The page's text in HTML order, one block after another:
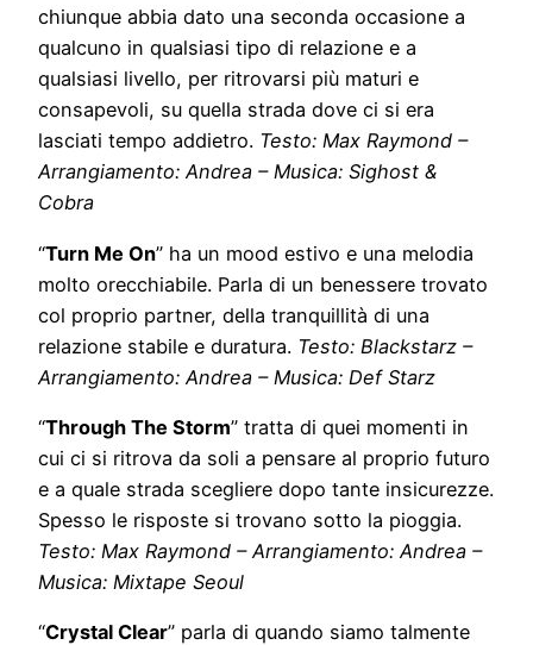
chiunque abbia dato una seconda occasione a
qualcuno in qualsiasi tipo di relazione e a
qualsiasi livello, per ritrovarsi più maturi e
consapevoli, su quella strada dove ci si era
lasciati tempo addietro. Testo: Max Raymond –
Arrangiamento: Andrea – Musica: Sighost &
Cobra
“Turn Me On” ha un mood estivo e una melodia
molto orecchiabile. Parla di un benessere trovato
col proprio partner, della tranquillità di una
relazione stabile e duratura. Testo: Blackstarz –
Arrangiamento: Andrea – Musica: Def Starz
“Through The Storm” tratta di quei momenti in
cui ci si ritrova da soli a pensare al proprio futuro
e a quale strada scegliere dopo tante insicurezze.
Spesso le risposte si trovano sotto la pioggia.
Testo: Max Raymond – Arrangiamento: Andrea –
Musica: Mixtape Seoul
“Crystal Clear” parla di quando siamo talmente